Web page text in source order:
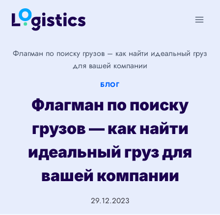
Перейти
Флагман по поиску грузов – как найти идеальный груз
для вашей компании
БЛОГ
Флагман по поиску
грузов — как найти
идеальный груз для
вашей компании
29.12.2023